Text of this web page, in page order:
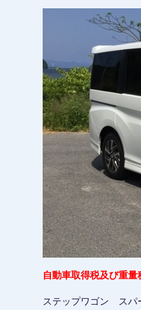
自動車取得税及び重量
ステップワゴン スパ